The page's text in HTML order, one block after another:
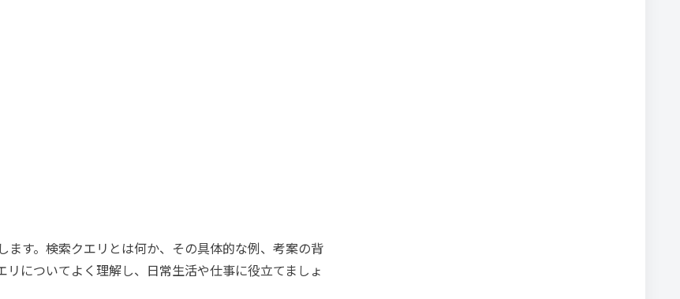
す。検索クエリとは何か、その具体的な例、考案の背
についてよく理解し、日常生活や仕事に役立てましょ